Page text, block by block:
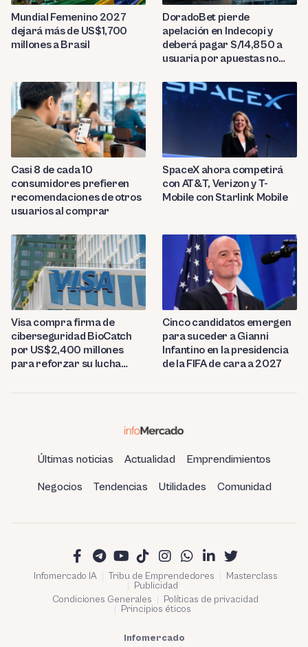
Mundial Femenino 2027
dejará más de US$1,700
millones a Brasil
DoradoBet pierde
apelación en Indecopi y
deberá pagar S/14,850 a
usuaria por apuestas no
Casi 8 de cada 10
consumidores prefieren
recomendaciones de otros
usuarios al comprar
SpaceX ahora competirá
con AT&T, Verizon y T-
Mobile con Starlink Mobile
Visa compra firma de
ciberseguridad BioCatch
por US$2,400 millones
para reforzar su lucha
Cinco candidatos emergen
para suceder a Gianni
Infantino en la presidencia
de la FIFA de cara a 2027
Últimas noticias Actualidad Emprendimientos
Negocios Tendencias Utilidades Comunidad
Infomercado IA Tribu de Emprendedores
Masterclass
Publicidad
Condiciones Generales
Políticas de privacidad
Principios éticos
Infomercado